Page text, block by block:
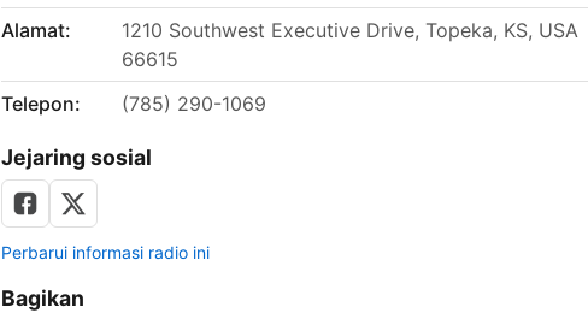
Alamat:
1210 Southwest Executive Drive, Topeka, KS, USA
66615
Telepon:
(785) 290-1069
Jejaring sosial
Perbarui informasi radio ini
Bagikan